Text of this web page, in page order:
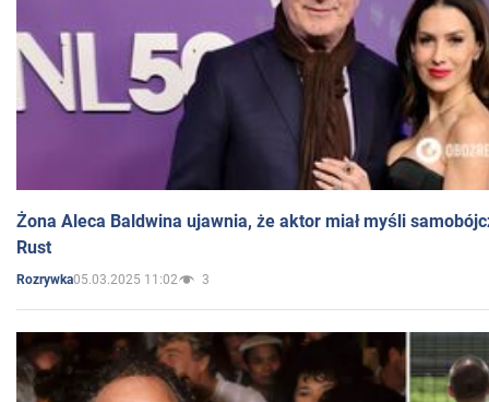
Żona Aleca Baldwina ujawnia, że aktor miał myśli
Rust
Rozrywka05.03.2025 11:02 3